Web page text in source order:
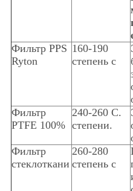
Фильтр PPS
Ryton
160-190
степень c
Фильтр
PTFE 100%
240-260 C.
степени.
Фильтр
стеклоткани
260-280
степень c